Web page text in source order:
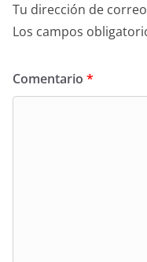
Tu dirección de
Los campos
Comentario *